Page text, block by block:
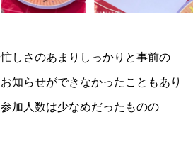
忙しさのあまりしっかりと事前の
お知らせができなかったこともあり
参加人数は少なめだったものの